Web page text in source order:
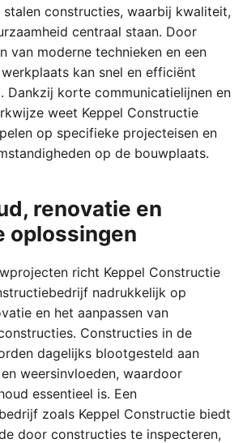
constructies, waarbij kwaliteit,
centraal staan. Door
van moderne technieken en een
kan snel en efficiënt
Dankzij korte communicatielijnen en
weet Keppel Constructie
op specifieke projecteisen en
op de bouwplaats.
renovatie en
oplossingen
richt Keppel Constructie
nadrukkelijk op
en het aanpassen van
Constructies in de
dagelijks blootgesteld aan
weersinvloeden, waardoor
essentieel is. Een
zoals Keppel Constructie biedt
door constructies te inspecteren,